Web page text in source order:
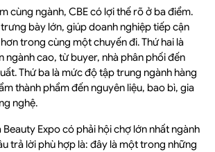
cùng ngành, CBE có lợi thế rõ ở ba điểm.
bày lớn, giúp doanh nghiệp tiếp cận
trong cùng một chuyến đi. Thứ hai là
ngành cao, từ buyer, nhà phân phối đến
Thứ ba là mức độ tập trung ngành hàng
thành phẩm đến nguyên liệu, bao bì, gia
nghệ.
Beauty Expo có phải hội chợ lớn nhất ngành
trả lời phù hợp là: đây là một trong những